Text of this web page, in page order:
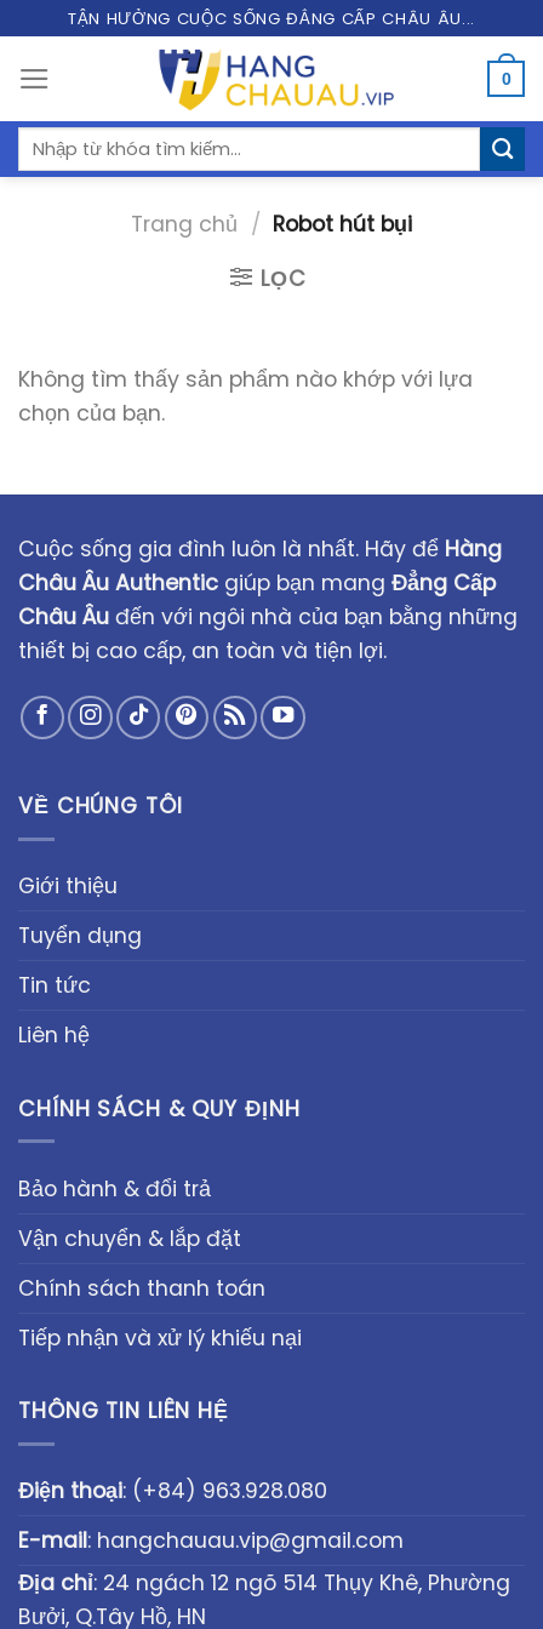
content
TẬN HƯỞNG CUỘC SỐNG ĐẲNG CẤP CHÂU ÂU...
0
Tìm
kiếm:
Trang chủ / Robot hút bụi
LỌC
Không tìm thấy sản phẩm nào khớp với lựa
chọn của bạn.
Cuộc sống gia đình luôn là nhất. Hãy để Hàng
Châu Âu Authentic giúp bạn mang Đẳng Cấp
Châu Âu đến với ngôi nhà của bạn bằng những
thiết bị cao cấp, an toàn và tiện lợi.
VỀ CHÚNG TÔI
Giới thiệu
Tuyển dụng
Tin tức
Liên hệ
CHÍNH SÁCH & QUY ĐỊNH
Bảo hành & đổi trả
Vận chuyển & lắp đặt
Chính sách thanh toán
Tiếp nhận và xử lý khiếu nại
THÔNG TIN LIÊN HỆ
Điện thoại: (+84) 963.928.080
E-mail: hangchauau.vip@gmail.com
Địa chỉ: 24 ngách 12 ngõ 514 Thụy Khê, Phường
Bưởi, Q.Tây Hồ, HN